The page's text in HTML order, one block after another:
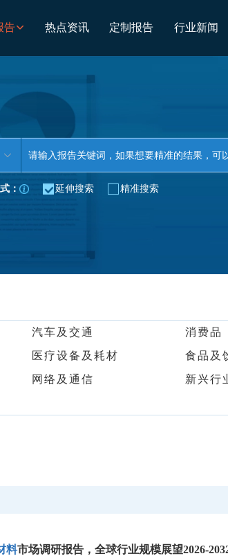
告 热点资讯 定制报告 行业新闻
： 延伸搜索 精准搜索
汽车及交通 消费品
医疗设备及耗材 食品及
网络及通信 新兴行
料市场调研报告，全球行业规模展望2026-